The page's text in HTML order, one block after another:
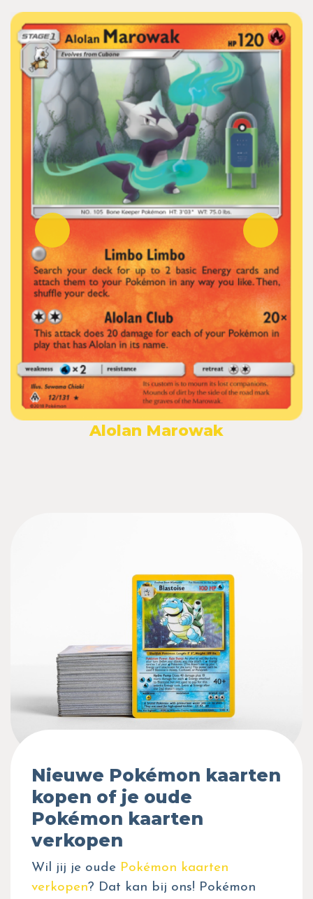
Alolan Marowak
Nieuwe Pokémon kaarten
kopen of je oude
Pokémon kaarten
verkopen
Wil jij je oude Pokémon kaarten
verkopen? Dat kan bij ons! Pokémon